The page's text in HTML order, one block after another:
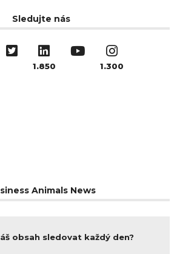
Sledujte nás
1.850 1.300
Animals News
obsah sledovat každý den?